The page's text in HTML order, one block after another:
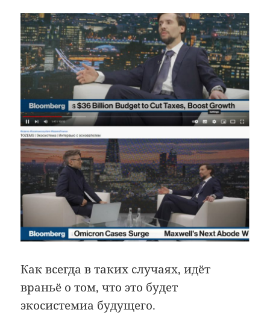
Как всегда в таких случаях, идёт
враньё о том, что это будет
экосистемиа будущего.